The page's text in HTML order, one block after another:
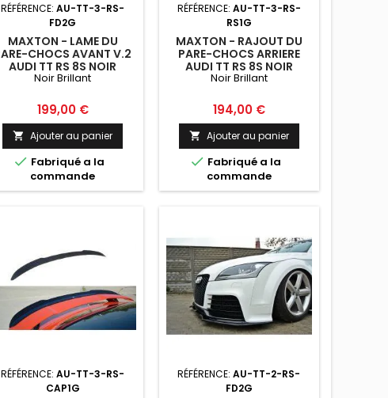
RÉFÉRENCE:AU-TT-3-RS-
FD2G
MAXTON - LAME DU
CHOCS AVANT V.2
AUDI TT RS 8S NOIR
BRILLANT
Noir Brillant
Prix
199,00 €
 Ajouter au panier
 Fabriqué a la
commande
RÉFÉRENCE: AU-TT-3-RS-
RS1G
MAXTON - RAJOUT DU
PARE-CHOCS ARRIERE
AUDI TT RS 8S NOIR
BRILLANT
Noir Brillant
Prix
194,00 €
 Ajouter au panier
 Fabriqué a la
commande
RÉFÉRENCE:AU-TT-3-RS-
CAP1G
RÉFÉRENCE:AU-TT-2-RS-
FD2G